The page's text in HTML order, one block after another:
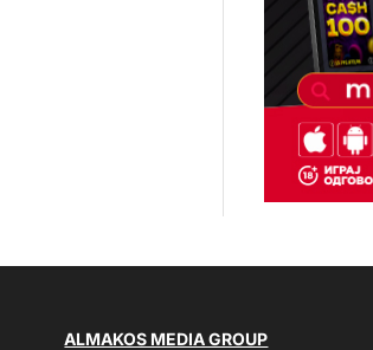
ALMAKOS MEDIA GROUP